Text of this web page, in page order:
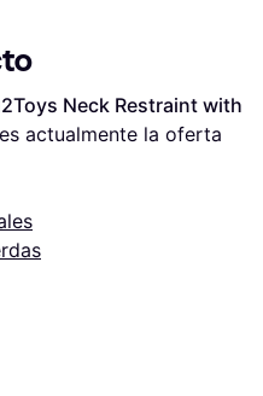
Neck Restraint with
actualmente la oferta